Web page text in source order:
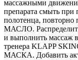
массажными
препарата смыть
полотенца,
МАСЛО.
и выполнить массаж
тренера KLAPP
МАСКА. Добавить